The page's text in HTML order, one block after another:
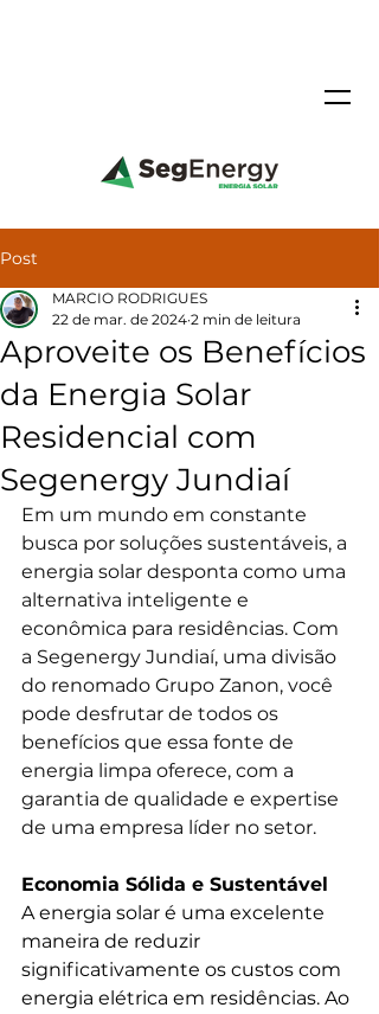
Post
Aproveite os Benefícios
da Energia Solar
Residencial com
Segenergy Jundiaí
MARCIO RODRIGUES
22 de mar. de 2024 2 min de leitura
Em um mundo em constante
busca por soluções sustentáveis, a
energia solar desponta como uma
alternativa inteligente e
econômica para residências. Com
a Segenergy Jundiaí, uma divisão
do renomado Grupo Zanon, você
pode desfrutar de todos os
benefícios que essa fonte de
energia limpa oferece, com a
garantia de qualidade e expertise
de uma empresa líder no setor.
Economia Sólida e Sustentável
A energia solar é uma excelente
maneira de reduzir
significativamente os custos com
energia elétrica em residências. Ao